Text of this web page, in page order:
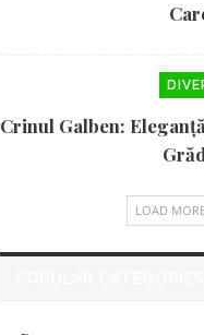
Crinul Galben:
LOAD